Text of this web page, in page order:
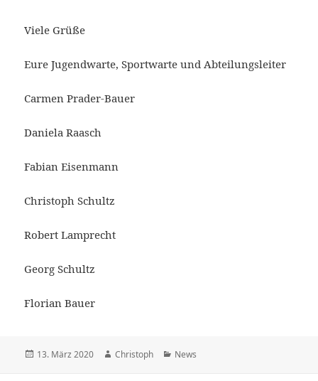
Viele Grüße
Eure Jugendwarte, Sportwarte und Abteilungsleiter
Carmen Prader-Bauer
Daniela Raasch
Fabian Eisenmann
Christoph Schultz
Robert Lamprecht
Georg Schultz
Florian Bauer
Veröffentlicht
13. März 2020 Autor
Christoph Kategorien
News